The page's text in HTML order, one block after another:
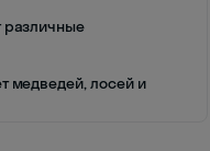
различные
медведей, лосей и